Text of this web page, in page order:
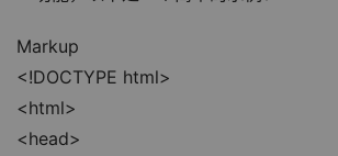
Markup
<!DOCTYPE html>
<html>
<head>